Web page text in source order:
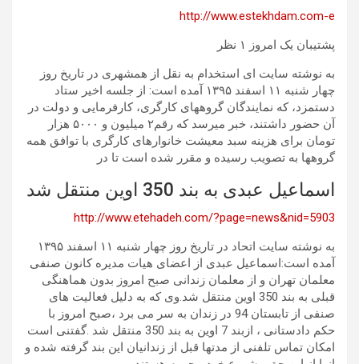
http://www.estekhdam.com-e
پشتیبان یک امروز ۱ نظر
به نوشته سایت ای استخدام به نقل از همشهری در تاریخ روز
چهار شنبه ١١ اسفند ۱۳۹۵ آمده است: از جلسه اخیر ستاد
دستمزد، که نمایندگان گروههای کارگری، کارفرمایی و دولت در
آن حضور داشتند، خبر میرسد که رقم۲ میلیون و ۵۰۰۰ هزار
تومان برای هزینه سبد معیشت خانوارهای کارگری با توافق همه
گروهها به تصویب رسیده و مقرر شده است تا در
اسماعیل عبدی به بند 350 اوین منتقل شد
http://www.etehadeh.com/?page=news&nid=5903
به نوشته سایت اتحاد در تاریخ روز چهار شنبه ١١ اسفند ۱۳۹۵
آمده است:اسماعیل عبدی از اعضای هیات مدیره کانون صنفی
معلمان تهران و از معلمان زندانی صبح امروز بدون هماهنگی
قبلی به بند 350 اوین منتقل شد.وی که به دلیل فعالیت های
صنفی از تابستان 94 در زندان به سر می برد ،صبح امروز با
حکم دادستانی ، ازبند 7 اوین به بند 350 منتقل شد .گفتنی است
امکان تماس تلفنی از مدتها قبل از زندانیان این بند گرفته شده و